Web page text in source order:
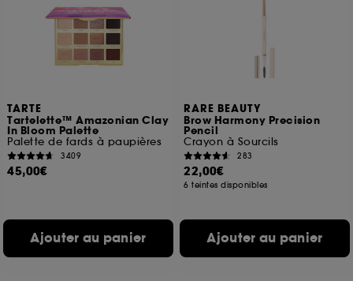
TARTE
Tartelette™ Amazonian Clay
In Bloom Palette
Palette de fards à paupières
3409
45,00€
Ajouter au panier
RARE BEAUTY
Brow Harmony Precision
Pencil
Crayon à Sourcils
283
22,00€
6 teintes disponibles
Ajouter au panier